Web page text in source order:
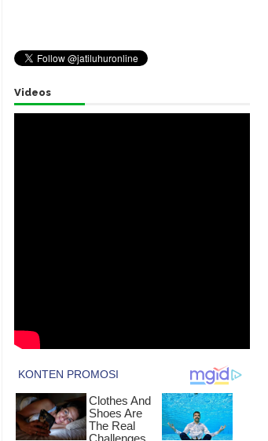
Videos